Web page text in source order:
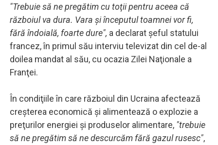
"Trebuie să ne pregătim cu toţii pentru aceea că
războiul va dura. Vara şi începutul toamnei vor fi,
fără îndoială, foarte dure", a declarat şeful statului
francez, în primul său interviu televizat din cel de-al
doilea mandat al său, cu ocazia Zilei Naţionale a
Franţei.
În condiţiile în care războiul din Ucraina afectează
creşterea economică şi alimentează o explozie a
preţurilor energiei şi produselor alimentare, "trebuie
să ne pregătim să ne descurcăm fără gazul rusesc",